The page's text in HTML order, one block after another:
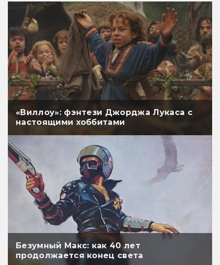
«Виллоу»: фэнтези Джорджа Лукаса с
настоящими хоббитами
Безумный Макс: как 40 лет
продолжается конец света